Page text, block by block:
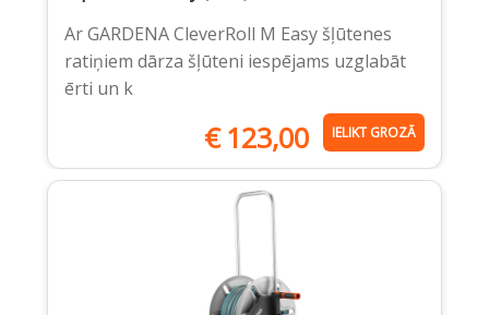
Ar GARDENA CleverRoll M Easy šļūtenes
ratiņiem dārza šļūteni iespējams uzglabāt
ērti un k
€123,00 IELIKT GROZĀ